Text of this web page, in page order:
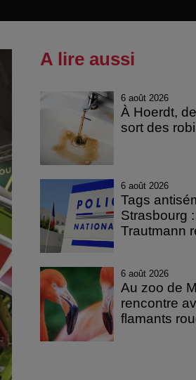
A lire aussi
6 août 2026
À Hoerdt,
sort des
6 août 2026
Tags
Strasbourg
Trautmann
6 août 2026
Au zoo de
rencontre
flamants